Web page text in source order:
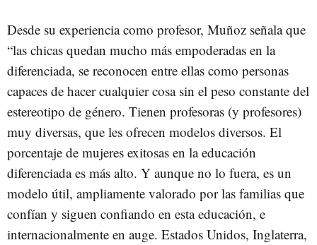
Desde su experiencia como profesor, Muñoz señala que
“las chicas quedan mucho más empoderadas en la
diferenciada, se reconocen entre ellas como personas
capaces de hacer cualquier cosa sin el peso constante del
estereotipo de género. Tienen profesoras (y profesores)
muy diversas, que les ofrecen modelos diversos. El
porcentaje de mujeres exitosas en la educación
diferenciada es más alto. Y aunque no lo fuera, es un
modelo útil, ampliamente valorado por las familias que
confían y siguen confiando en esta educación, e
internacionalmente en auge. Estados Unidos, Inglaterra,